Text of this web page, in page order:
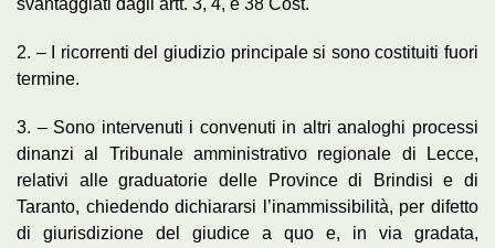
2. – I ricorrenti del giudizio principale si sono costituiti fuori
termine.
3. – Sono intervenuti i convenuti in altri analoghi processi
dinanzi al Tribunale amministrativo regionale di Lecce,
relativi alle graduatorie delle Province di Brindisi e di
Taranto, chiedendo dichiararsi l’inammissibilità, per difetto
di giurisdizione del giudice a quo e, in via gradata,